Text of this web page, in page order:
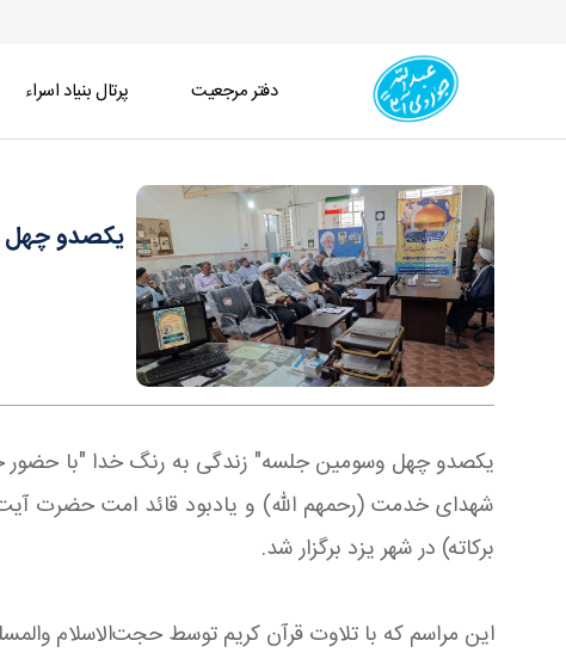
دفتر مرجعیت پرتال بنیاد اسراء
یکصدو چهل
یکصدو چهل وسومین جلسه" زندگی به رنگ خدا "با حضور
شهدای خدمت (رحمهم الله) و یادبود قائد امت حضرت
برکاته) در شهر یزد برگزار شد.
این مراسم که با تلاوت قرآن کریم توسط حجت‌الاسلام